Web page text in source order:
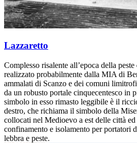
Lazzaretto
Complesso risalente all’epoca della
realizzato probabilmente dalla MIA di
ammalati di Scanzo e dei comuni
da un robusto portale cinquecentesco in
simbolo in esso rimasto leggibile è il
destro, che richiama il simbolo della
collocati nel Medioevo a est delle città
confinamento e isolamento per portatori
lebbra e peste.